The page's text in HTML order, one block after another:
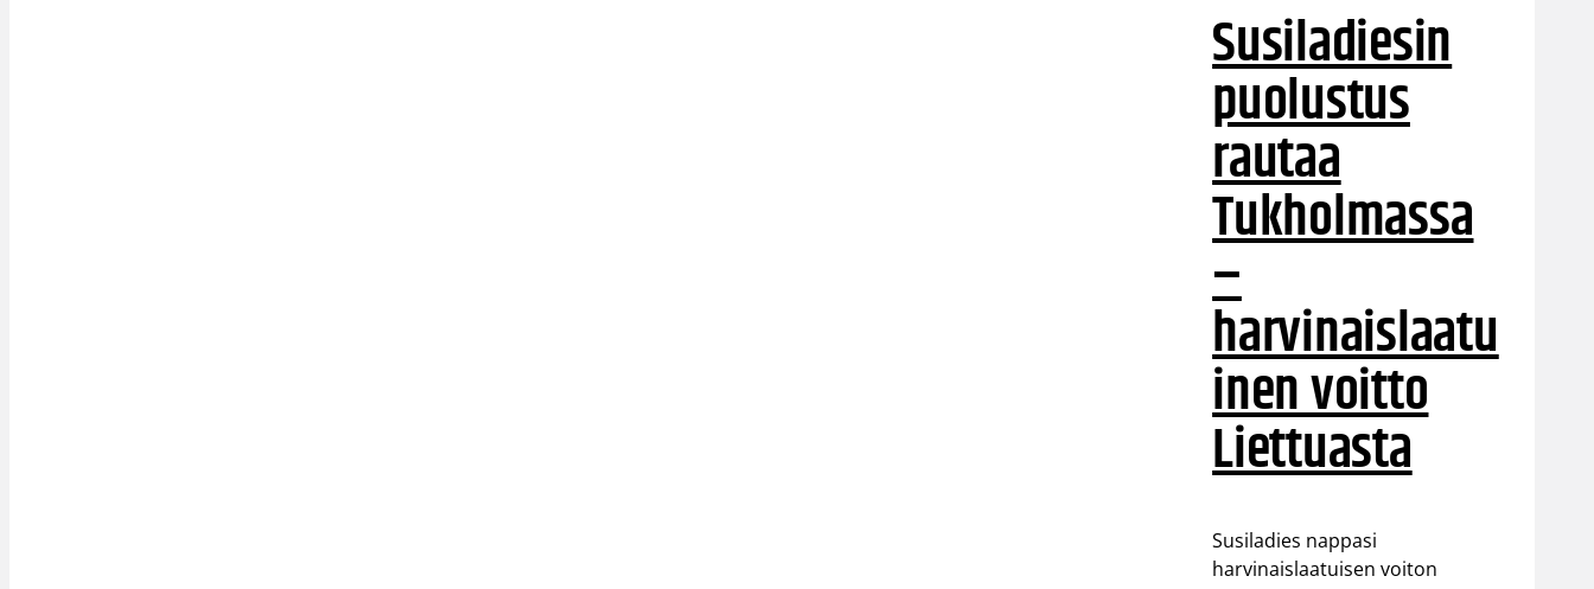
Susiladiesin
puolustus
rautaa
Tukholmassa
–
harvinaislaatu
inen voitto
Liettuasta
Susiladies nappasi
harvinaislaatuisen voiton